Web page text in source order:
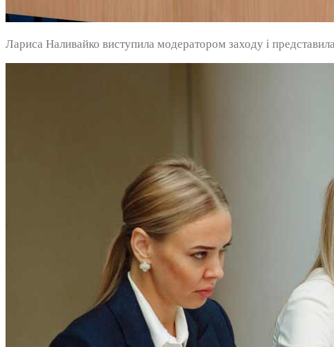
Лариса Наливайко виступила модератором заходу і